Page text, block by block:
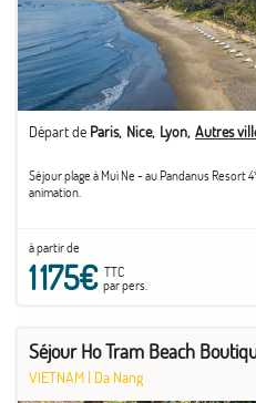
Départ de Paris Nice Lyon Autres
Séjour plage à Mui Ne - au Pandanus
animation.
à partir de
1 175€TTC
par pers.
Séjour Ho Tram Beach
VIETNAM | Da Nang